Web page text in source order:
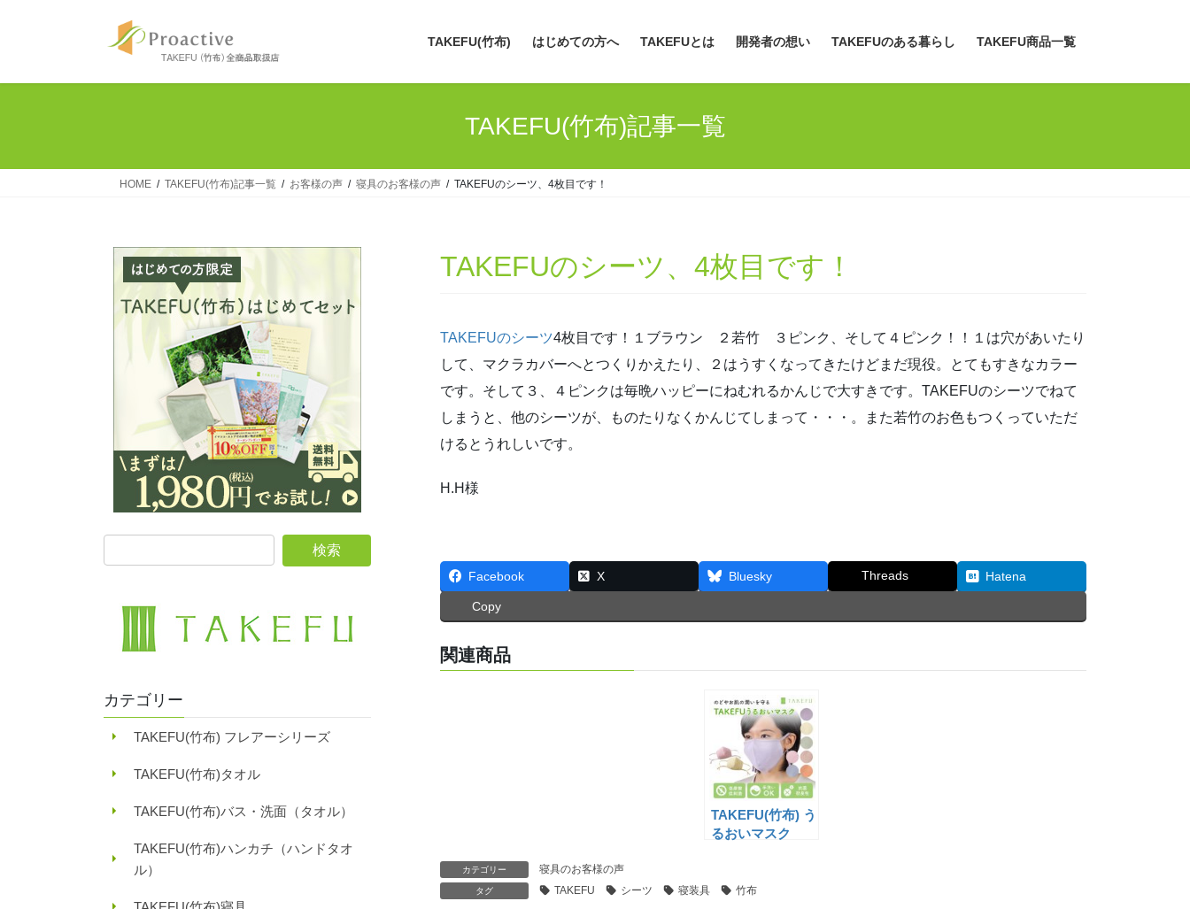
TAKEFU(竹布) はじめての方へ TAKEFUとは 開発者の想い TAKEFUのある暮らし TAKEFU商品一覧
TAKEFU(竹布)記事一覧
HOME TAKEFU(竹布)記事一覧 お客様の声 寝具のお客様の声 TAKEFUのシーツ、4枚目です！
TAKEFUのシーツ、4枚目です！
TAKEFUのシーツ4枚目です！１ブラウン ２若竹 ３ピンク、そして４ピンク！！１は穴があいたり
して、マクラカバーへとつくりかえたり、２はうすくなってきたけどまだ現役。とてもすきなカラー
です。そして３、４ピンクは毎晩ハッピーにねむれるかんじで大すきです。TAKEFUのシーツでねて
しまうと、他のシーツが、ものたりなくかんじてしまって・・・。また若竹のお色もつくっていただ
けるとうれしいです。
H.H様
Facebook X Bluesky Threads Hatena
Copy
関連商品
TAKEFU(竹布) う
るおいマスク
カテゴリー 寝具のお客様の声
タグ TAKEFU シーツ 寝装具 竹布
カテゴリー
TAKEFU(竹布) フレアーシリーズ
TAKEFU(竹布)タオル
TAKEFU(竹布)バス・洗面（タオル）
TAKEFU(竹布)ハンカチ（ハンドタオ
ル）